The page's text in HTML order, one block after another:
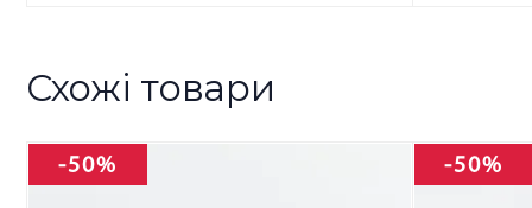
Схожі товари
-50% -50%